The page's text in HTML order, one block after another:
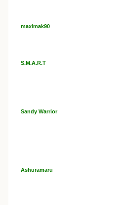
maximak90
S.M.A.R.T
Sandy Warrior
Ashuramaru